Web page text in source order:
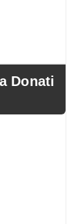
Donati